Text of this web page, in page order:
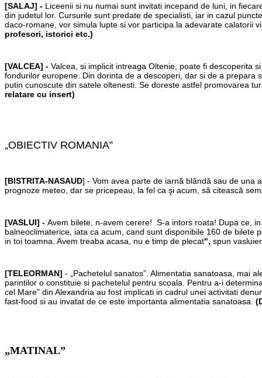
[SALAJ] - Liceenii si nu numai sunt invitati incepand de luni, in
din judetul lor. Cursurile sunt predate de specialisti, iar in cazul
daco-romane, vor simula lupte si vor participa la adevarate calatorii
profesori, istorici etc.)
[VALCEA] - Valcea, si implicit intreaga Oltenie, poate fi descoperita
fondurilor europene. Din dorinta de a descoperi, dar si de a
putin cunoscute din satele oltenesti. Se doreste astfel promovarea
relatare cu insert)
„OBIECTIV ROMANIA”
[BISTRITA-NASAUD] - Vom avea parte de iarnă blândă sau de una
prognoze meteo, dar se pricepeau, la fel ca şi acum, să citească
[VASLUI] - Avem bilete, n-avem cerere! S-a intors roata! Dupa ce,
balneoclimaterice, iata ca acum, cand sunt disponibile 160 de
in toi toamna. Avem treaba acasa, nu e timp de plecat", spun
[TELEORMAN] - „Pachetelul sanatos”. Alimentatia sanatoasa, mai
parintilor o constituie si pachetelul pentru scoala. Pentru a-i
cel Mare” din Alexandria au fost implicati in cadrul unei activitati
fast-food si au invatat de ce este importanta alimentatia sanatoasa.
„MATINAL”